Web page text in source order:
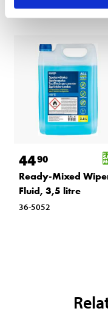
4490
Ready-Mixed
Fluid, 3,5 litre
36-5052